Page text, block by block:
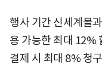
행사 기간 신세계몰
용 가능한 최대 12%
결제 시 최대 8% 청